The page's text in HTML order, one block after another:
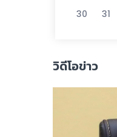
30 31
วิดีโอข่าว